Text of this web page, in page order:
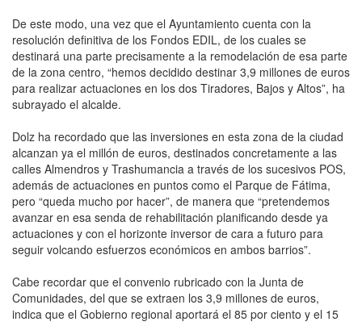
De este modo, una vez que el Ayuntamiento cuenta con la
resolución definitiva de los Fondos EDIL, de los cuales se
destinará una parte precisamente a la remodelación de esa parte
de la zona centro, “hemos decidido destinar 3,9 millones de euros
para realizar actuaciones en los dos Tiradores, Bajos y Altos”, ha
subrayado el alcalde.
Dolz ha recordado que las inversiones en esta zona de la ciudad
alcanzan ya el millón de euros, destinados concretamente a las
calles Almendros y Trashumancia a través de los sucesivos POS,
además de actuaciones en puntos como el Parque de Fátima,
pero “queda mucho por hacer”, de manera que “pretendemos
avanzar en esa senda de rehabilitación planificando desde ya
actuaciones y con el horizonte inversor de cara a futuro para
seguir volcando esfuerzos económicos en ambos barrios”.
Cabe recordar que el convenio rubricado con la Junta de
Comunidades, del que se extraen los 3,9 millones de euros,
indica que el Gobierno regional aportará el 85 por ciento y el 15